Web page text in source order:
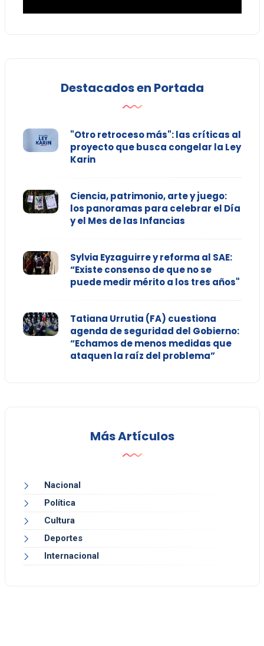
Destacados en Portada
"Otro retroceso más": las críticas al
proyecto que busca congelar la Ley
Karin
Ciencia, patrimonio, arte y juego:
los panoramas para celebrar el Día
y el Mes de las Infancias
Sylvia Eyzaguirre y reforma al SAE:
“Existe consenso de que no se
puede medir mérito a los tres años"
Tatiana Urrutia (FA) cuestiona
agenda de seguridad del Gobierno:
“Echamos de menos medidas que
ataquen la raíz del problema”
Más Artículos
Nacional
Política
Cultura
Deportes
Internacional